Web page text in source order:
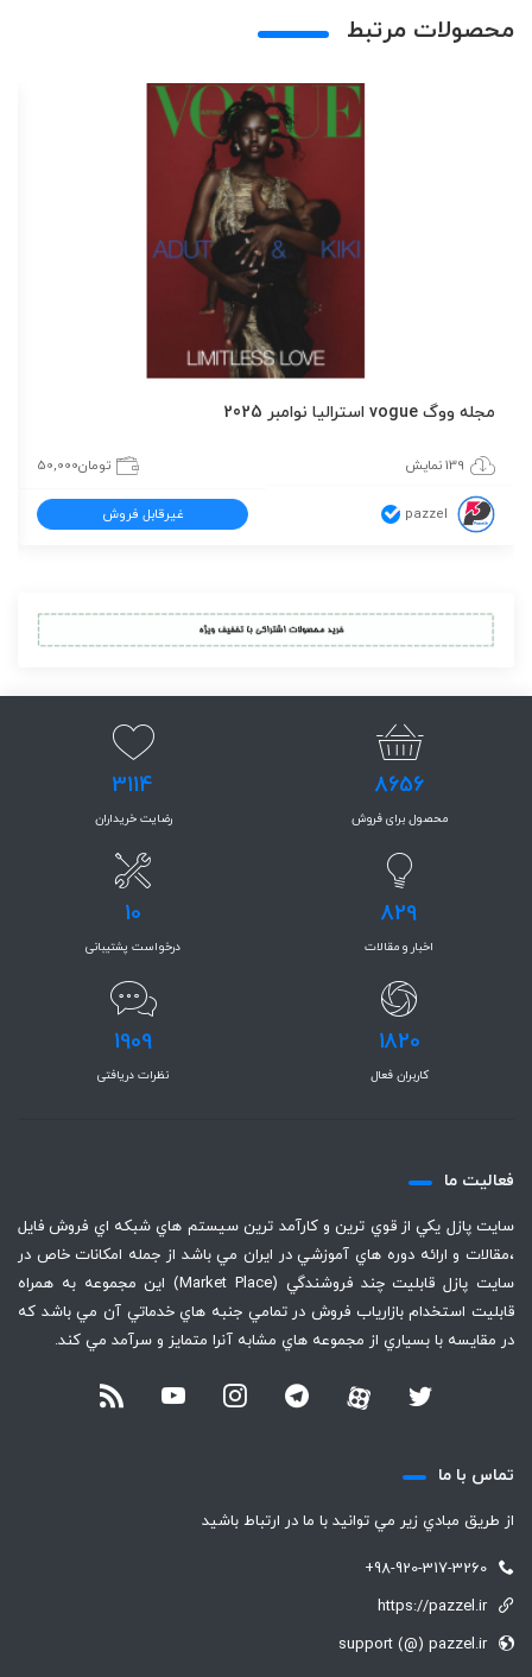
محصولات مرتبط
مجله ووگ vogue استرالیا نوامبر 2025
139 نمایش تومان50,000
pazzel غیرقابل فروش
8656
محصول برای فروش
3114
رضایت خریداران
829
اخبار و مقالات
10
درخواست پشتیبانی
1820
کاربران فعال
1909
نظرات دریافتی
فعاليت ما
سايت پازل يكي از قوي ترين و كارآمد ترين سيستم هاي شبكه اي فروش فايل
،‌مقالات و ارائه دوره هاي آموزشي در ايران مي باشد از جمله امكانات خاص در
سايت پازل قابليت چند فروشندگي (Market Place) اين مجموعه به همراه
قابليت استخدام بازارياب فروش در تمامي جنبه هاي خدماتي آن مي باشد كه
در مقايسه با بسياري از مجموعه هاي مشابه آنرا متمايز و سرآمد مي كند.
تماس با ما
از طريق مبادي زير مي توانيد با ما در ارتباط باشيد
+98-920-317-3260
https://pazzel.ir
support (@) pazzel.ir